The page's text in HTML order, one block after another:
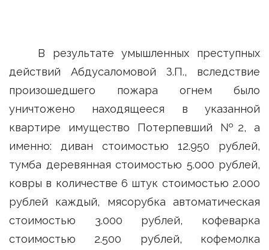
В результате умышленных преступных
действий Абдусаломовой З.П., вследствие
произошедшего пожара огнем было
уничтожено находящееся в указанной
квартире имущество Потерпевший №2, а
именно: диван стоимостью 12.950 рублей,
тумба деревянная стоимостью 5.000 рублей,
ковры в количестве 6 штук стоимостью 2.000
рублей каждый, мясорубка автоматическая
стоимостью 3.000 рублей, кофеварка
стоимостью 2.500 рублей, кофемолка